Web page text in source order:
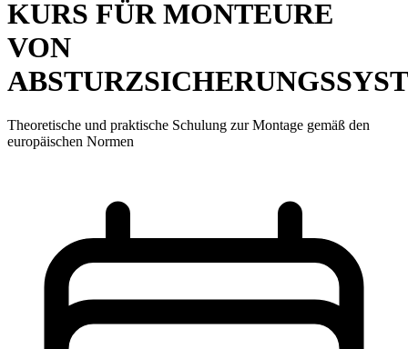
KURS FÜR MONTEURE
VON
Theoretische und praktische Schulung zur Montage gemäß den
europäischen Normen